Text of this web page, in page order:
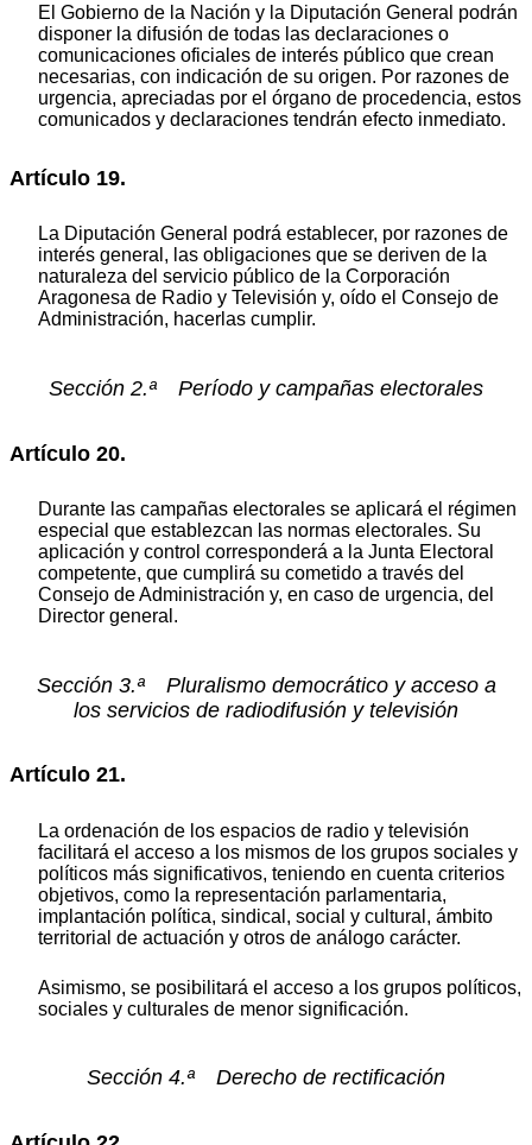
El Gobierno de la Nación y la Diputación General podrán
disponer la difusión de todas las declaraciones o
comunicaciones oficiales de interés público que crean
necesarias, con indicación de su origen. Por razones de
urgencia, apreciadas por el órgano de procedencia, estos
comunicados y declaraciones tendrán efecto inmediato.
Artículo 19.
La Diputación General podrá establecer, por razones de
interés general, las obligaciones que se deriven de la
naturaleza del servicio público de la Corporación
Aragonesa de Radio y Televisión y, oído el Consejo de
Administración, hacerlas cumplir.
Sección 2.ª Período y campañas electorales
Artículo 20.
Durante las campañas electorales se aplicará el régimen
especial que establezcan las normas electorales. Su
aplicación y control corresponderá a la Junta Electoral
competente, que cumplirá su cometido a través del
Consejo de Administración y, en caso de urgencia, del
Director general.
Sección 3.ª Pluralismo democrático y acceso a
los servicios de radiodifusión y televisión
Artículo 21.
La ordenación de los espacios de radio y televisión
facilitará el acceso a los mismos de los grupos sociales y
políticos más significativos, teniendo en cuenta criterios
objetivos, como la representación parlamentaria,
implantación política, sindical, social y cultural, ámbito
territorial de actuación y otros de análogo carácter.
Asimismo, se posibilitará el acceso a los grupos políticos,
sociales y culturales de menor significación.
Sección 4.ª Derecho de rectificación